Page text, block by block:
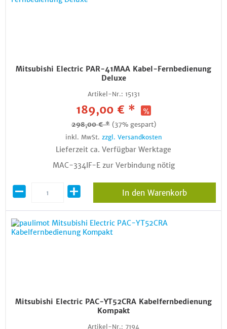
Mitsubishi Electric PAR-41MAA Kabel-Fernbedienung
Deluxe
Artikel-Nr.: 15131
189,00 € *
298,00 € * (37% gespart)
inkl. MwSt. zzgl. Versandkosten
Lieferzeit ca. Verfügbar Werktage
MAC-334IF-E zur Verbindung nötig
In den Warenkorb
Mitsubishi Electric PAC-YT52CRA Kabelfernbedienung
Kompakt
Artikel-Nr.: 7194